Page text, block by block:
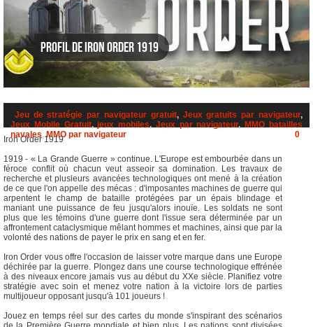
Profil de Iron Order 1919
Jeu de stratégie par navigateur gratuit, Jeux gratuits par navigateur,
Jeux Mobile Gratuit, jeux mobiles, Jeux par navigateur, MMO batailles
navales,MMO par navigateur 0
Iron Order 1919
1919 - « La Grande Guerre » continue. L'Europe est embourbée dans un
féroce conflit où chacun veut asseoir sa domination. Les travaux de
recherche et plusieurs avancées technologiques ont mené à la création
de ce que l'on appelle des mécas : d'imposantes machines de guerre qui
arpentent le champ de bataille protégées par un épais blindage et
maniant une puissance de feu jusqu'alors inouïe. Les soldats ne sont
plus que les témoins d'une guerre dont l'issue sera déterminée par un
affrontement cataclysmique mêlant hommes et machines, ainsi que par la
volonté des nations de payer le prix en sang et en fer.
Iron Order vous offre l'occasion de laisser votre marque dans une Europe
déchirée par la guerre. Plongez dans une course technologique effrénée
à des niveaux encore jamais vus au début du XXe siècle. Planifiez votre
stratégie avec soin et menez votre nation à la victoire lors de parties
multijoueur opposant jusqu'à 101 joueurs !
Jouez en temps réel sur des cartes du monde s'inspirant des scénarios